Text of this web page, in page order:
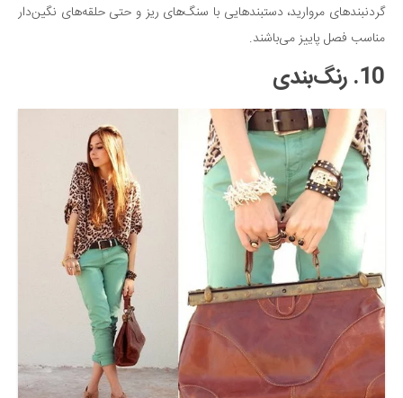
گردنبندهای مروارید، دستبندهایی با سنگ‌های ریز و حتی حلقه‌های نگین‌دار
مناسب فصل پاییز می‌باشند.
10. رنگ‌بندی